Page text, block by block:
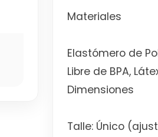
Materiales
Elastómero de
Libre de BPA,
Dimensiones
Talle: Único